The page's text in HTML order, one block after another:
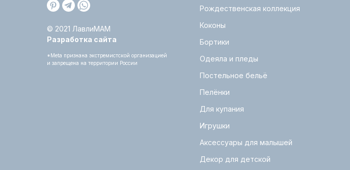
© 2021 ЛавлиМАМ
Разработка сайта
Коконы
Игрушки
Аксессуары для малышей
Декор для детской
Бортики
Одеяла и пледы
Постельное бельё
Пелёнки
Для купания
*Meta признана экстремистской организацией
и запрещена на территории России
Рождественская коллекция